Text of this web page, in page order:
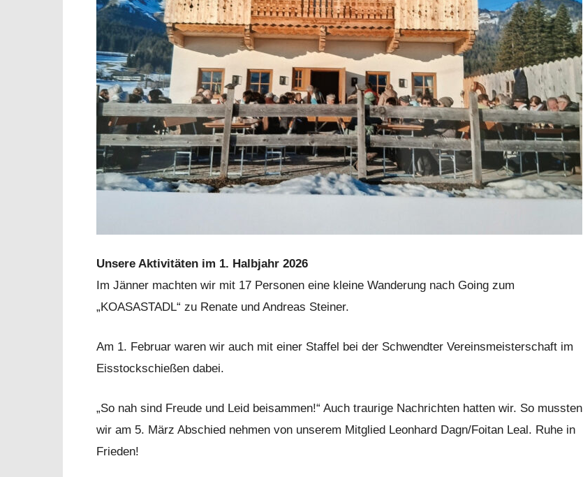
Unsere Aktivitäten im 1. Halbjahr 2026
Im Jänner machten wir mit 17 Personen eine kleine Wanderung nach Going zum
„KOASASTADL“ zu Renate und Andreas Steiner.
Am 1. Februar waren wir auch mit einer Staffel bei der Schwendter Vereinsmeisterschaft im
Eisstockschießen dabei.
„So nah sind Freude und Leid beisammen!“ Auch traurige Nachrichten hatten wir. So mussten
wir am 5. März Abschied nehmen von unserem Mitglied Leonhard Dagn/Foitan Leal. Ruhe in
Frieden!